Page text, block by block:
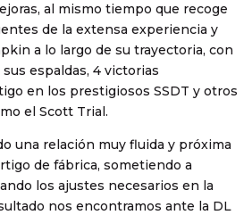
al mismo tiempo que recoge
de la extensa experiencia y
a lo largo de su trayectoria, con
espaldas, 4 victorias
en los prestigiosos SSDT y otros
el Scott Trial.
una relación muy fluida y próxima
de fábrica, sometiendo a
los ajustes necesarios en la
nos encontramos ante la DL